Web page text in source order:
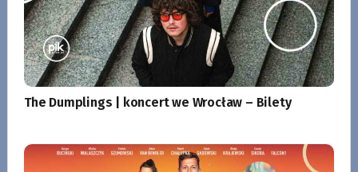
The Dumplings | koncert we Wrocław – Bilety